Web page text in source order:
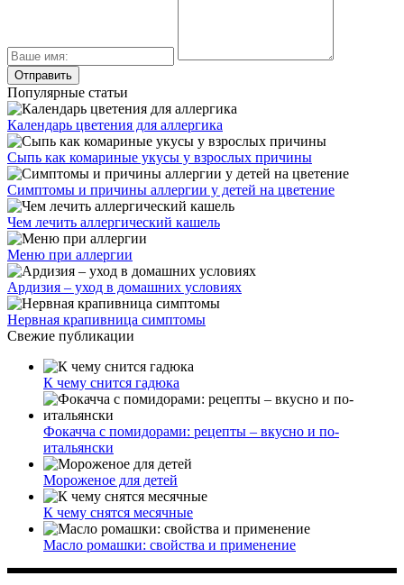
Популярные статьи
Календарь цветения для аллергика
Сыпь как комариные укусы у взрослых причины
Симптомы и причины аллергии у детей на цветение
Чем лечить аллергический кашель
Меню при аллергии
Ардизия – уход в домашних условиях
Нервная крапивница симптомы
Свежие публикации
К чему снится гадюка
Фокачча с помидорами: рецепты – вкусно и по-
итальянски
Мороженое для детей
К чему снятся месячные
Масло ромашки: свойства и применение